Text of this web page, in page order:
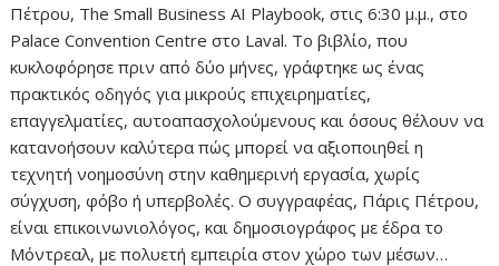
Πέτρου, The Small Business AI Playbook, στις 6:30 μ.μ., στο
Palace Convention Centre στο Laval. Το βιβλίο, που
κυκλοφόρησε πριν από δύο μήνες, γράφτηκε ως ένας
πρακτικός οδηγός για μικρούς επιχειρηματίες,
επαγγελματίες, αυτοαπασχολούμενους και όσους θέλουν να
κατανοήσουν καλύτερα πώς μπορεί να αξιοποιηθεί η
τεχνητή νοημοσύνη στην καθημερινή εργασία, χωρίς
σύγχυση, φόβο ή υπερβολές. Ο συγγραφέας, Πάρις Πέτρου,
είναι επικοινωνιολόγος, και δημοσιογράφος με έδρα το
Μόντρεαλ, με πολυετή εμπειρία στον χώρο των μέσων…